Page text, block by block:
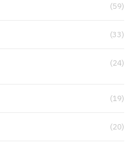
(59)
(33)
(24)
(19)
(20)